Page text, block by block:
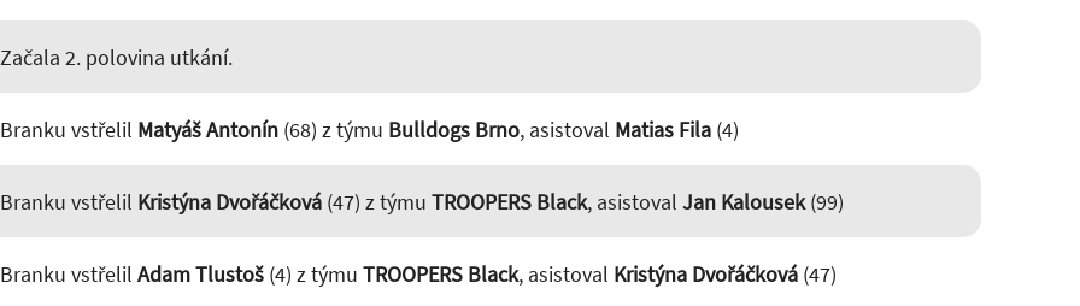
Začala 2. polovina utkání.
Branku vstřelil Matyáš Antonín(68) z týmu Bulldogs Brno, asistoval Matias Fila(4)
Branku vstřelil Kristýna Dvořáčková(47) z týmu TROOPERS Black, asistoval Jan Kalousek(99)
Branku vstřelil Adam Tlustoš(4) z týmu TROOPERS Black, asistoval Kristýna Dvořáčková(47)